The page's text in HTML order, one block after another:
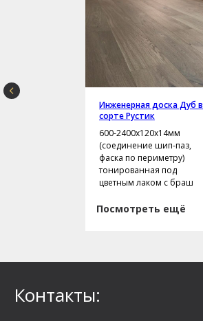
Инженерная доска Дуб в
сорте Рустик
600-2400х120х14мм
(соединение шип-паз,
фаска по периметру)
тонированная под
цветным лаком с браш
Посмотреть ещё
Контакты: